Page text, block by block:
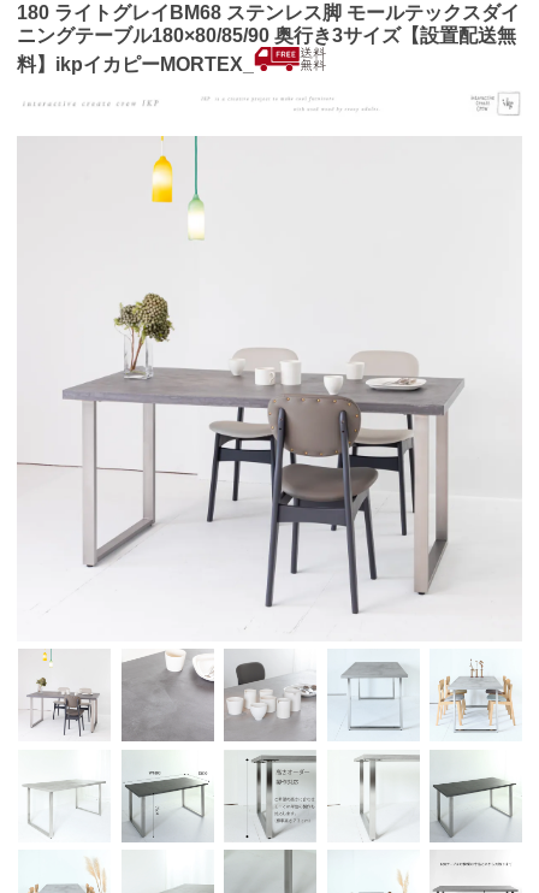
180 ライトグレイBM68 ステンレス脚 モールテックスダイ
ニングテーブル180×80/85/90 奥行き3サイズ【設置配送無
料】ikpイカピーMORTEX_